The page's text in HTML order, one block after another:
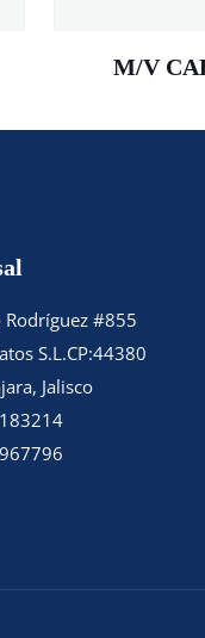
M/V
#855
S.L.CP:44380
Jalisco